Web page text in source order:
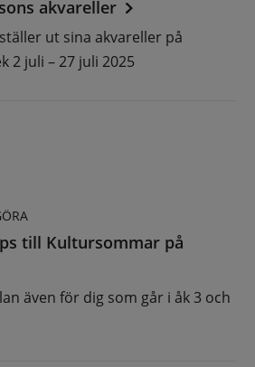
akvareller
ut sina akvareller på
2 juli – 27 juli 2025
till Kultursommar på
även för dig som går i åk 3 och